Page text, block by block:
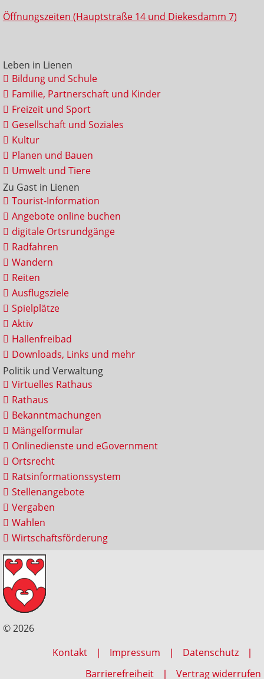
Öffnungszeiten (Hauptstraße 14 und Diekesdamm 7)
Leben in Lienen
Bildung und Schule
Familie, Partnerschaft und Kinder
Freizeit und Sport
Gesellschaft und Soziales
Kultur
Planen und Bauen
Umwelt und Tiere
Zu Gast in Lienen
Tourist-Information
Angebote online buchen
digitale Ortsrundgänge
Radfahren
Wandern
Reiten
Ausflugsziele
Spielplätze
Aktiv
Hallenfreibad
Downloads, Links und mehr
Politik und Verwaltung
Virtuelles Rathaus
Rathaus
Bekanntmachungen
Mängelformular
Onlinedienste und eGovernment
Ortsrecht
Ratsinformationssystem
Stellenangebote
Vergaben
Wahlen
Wirtschaftsförderung
© 2026
Kontakt
Impressum
Datenschutz
Barrierefreiheit
Vertrag widerrufen